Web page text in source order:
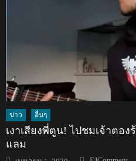
ข่าว อื่นๆ
เงาเสียงพี่ตูน! ไปชมเจ้าตอ
แลม
Posted Author